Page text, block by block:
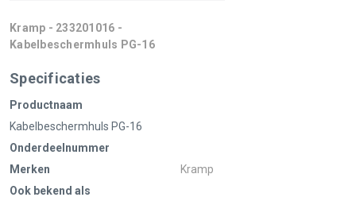
Kramp - 233201016 -
Kabelbeschermhuls PG-16
Specificaties
Productnaam
Kabelbeschermhuls PG-16
Onderdeelnummer
Merken
Kramp
Ook bekend als